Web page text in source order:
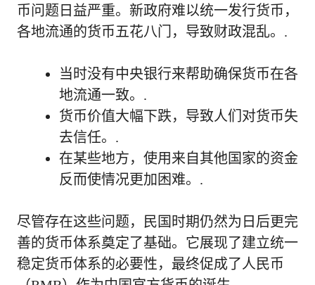
币问题日益严重。新政府难以统一发行货币，
各地流通的货币五花八门，导致财政混乱。.
当时没有中央银行来帮助确保货币在各
地流通一致。.
货币价值大幅下跌，导致人们对货币失
去信任。.
在某些地方，使用来自其他国家的资金
反而使情况更加困难。.
尽管存在这些问题，民国时期仍然为日后更完
善的货币体系奠定了基础。它展现了建立统一
稳定货币体系的必要性，最终促成了人民币